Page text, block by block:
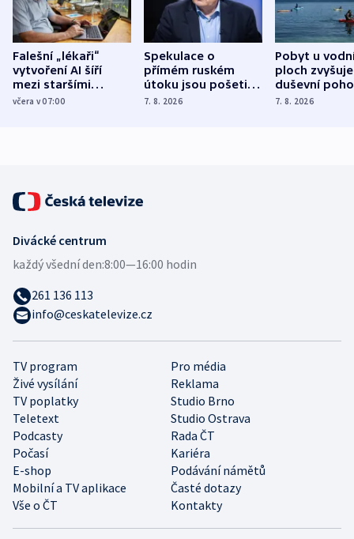
Falešní „lékaři“
vytvoření AI šíří
mezi staršími
Poláky nebezpečné
včera v 07:00
Spekulace o
přímém ruském
útoku jsou pošetilé,
míní estonský
7. 8. 2026
Pobyt u
ploch zvyšuje
duševní
ukázala
7. 8. 2026
TV program
Pro média
Živé vysílání
Reklama
TV poplatky
Studio Brno
Teletext
Studio Ostrava
Podcasty
Rada ČT
Počasí
Kariéra
E-shop
Podávání námětů
Mobilní a TV aplikace
Časté dotazy
Vše o ČT
Kontakty
Divácké centrum
každý všední den:8:00—16:00 hodin
261 136 113
info@ceskatelevize.cz